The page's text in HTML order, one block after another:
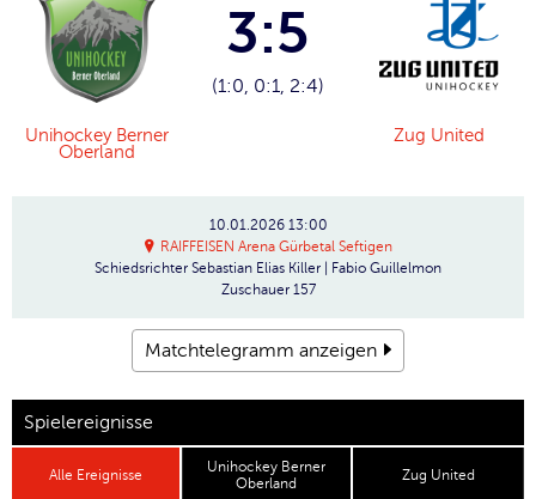
Unihockey Berner
Oberland
3:5
(1:0, 0:1, 2:4)
Zug United
10.01.2026 13:00
RAIFFEISEN Arena Gürbetal Seftigen
Schiedsrichter Sebastian Elias Killer | Fabio Guillelmon
Zuschauer 157
Matchtelegramm anzeigen
Spielereignisse
Alle Ereignisse
Unihockey Berner
Oberland
Zug United